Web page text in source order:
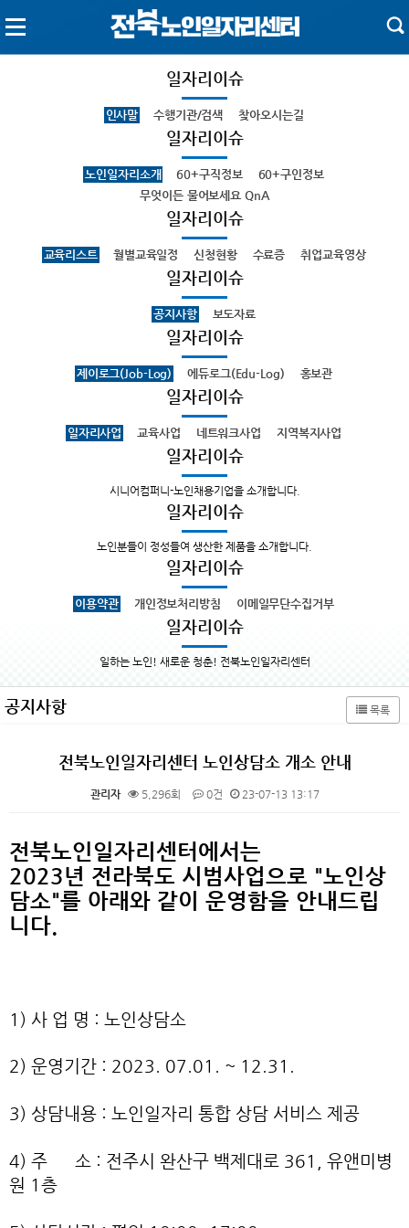
일자리이슈
인사말 수행기관/검색 찾아오시는길
일자리이슈
노인일자리소개 60+구직정보
60+구인정보
무엇이든 물어보세요 QnA
일자리이슈
교육리스트 월별교육일정 신청현황 수료증 취업교육영상
일자리이슈
공지사항 보도자료
일자리이슈
제이로그(Job-Log) 에듀로그(Edu-Log) 홍보관
일자리이슈
일자리사업 교육사업 네트워크사업 지역복지사업
일자리이슈
시니어컴퍼니-노인채용기업을 소개합니다.
일자리이슈
노인분들이 정성들여 생산한 제품을 소개합니다.
일자리이슈
이용약관 개인정보처리방침 이메일무단수집거부
일자리이슈
일하는 노인! 새로운 청춘! 전북노인일자리센터
공지사항 목록
전북노인일자리센터 노인상담소 개소 안내
관리자 5,296회 0건 23-07-13 13:17
전북노인일자리센터에서는
2023년 전라북도 시범사업으로 "노인상
담소"를 아래와 같이 운영함을 안내드립
니다.
1) 사 업 명 : 노인상담소
2) 운영기간 : 2023. 07.01. ~ 12.31.
3) 상담내용 : 노인일자리 통합 상담 서비스 제공
4) 주 소 : 전주시 완산구 백제대로 361, 유앤미병
원 1층